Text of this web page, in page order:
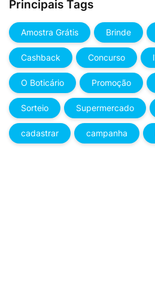
Principais Tags
Amostra Grátis Brinde
Cashback Concurso
O Boticário Promoção
Sorteio Supermercado
cadastrar campanha